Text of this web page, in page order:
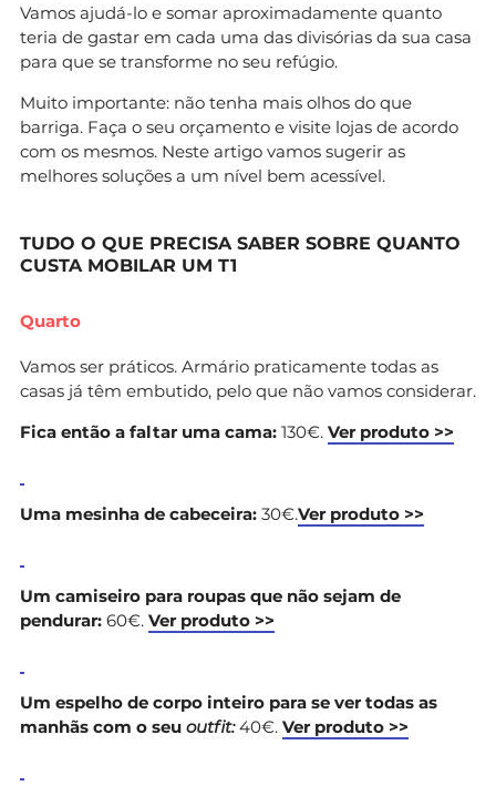
Vamos ajudá-lo e somar aproximadamente quanto
teria de gastar em cada uma das divisórias da sua casa
para que se transforme no seu refúgio.
Muito importante: não tenha mais olhos do que
barriga. Faça o seu orçamento e visite lojas de acordo
com os mesmos. Neste artigo vamos sugerir as
melhores soluções a um nível bem acessível.
TUDO O QUE PRECISA SABER SOBRE QUANTO
CUSTA MOBILAR UM T1
Quarto
Vamos ser práticos. Armário praticamente todas as
casas já têm embutido, pelo que não vamos considerar.
Fica então a faltar uma cama: 130€. Ver produto >>
Uma mesinha de cabeceira: 30€.Ver produto >>
Um camiseiro para roupas que não sejam de
pendurar: 60€. Ver produto >>
Um espelho de corpo inteiro para se ver todas as
manhãs com o seu outfit: 40€. Ver produto >>